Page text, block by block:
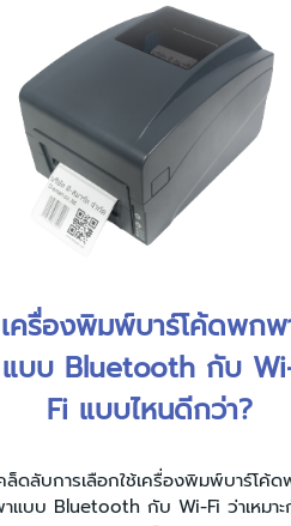
เครื่องพิมพ์บาร์โค้ดพกพ
แบบ Bluetooth กับ
Fi แบบไหนดีกว่า?
ล็ดลับการเลือกใช้เครื่องพิมพ์บาร์โค้
แบบ Bluetooth กับ Wi-Fi ว่าเหมา